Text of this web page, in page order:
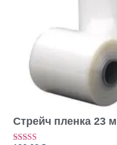
Стрейч пленка 23